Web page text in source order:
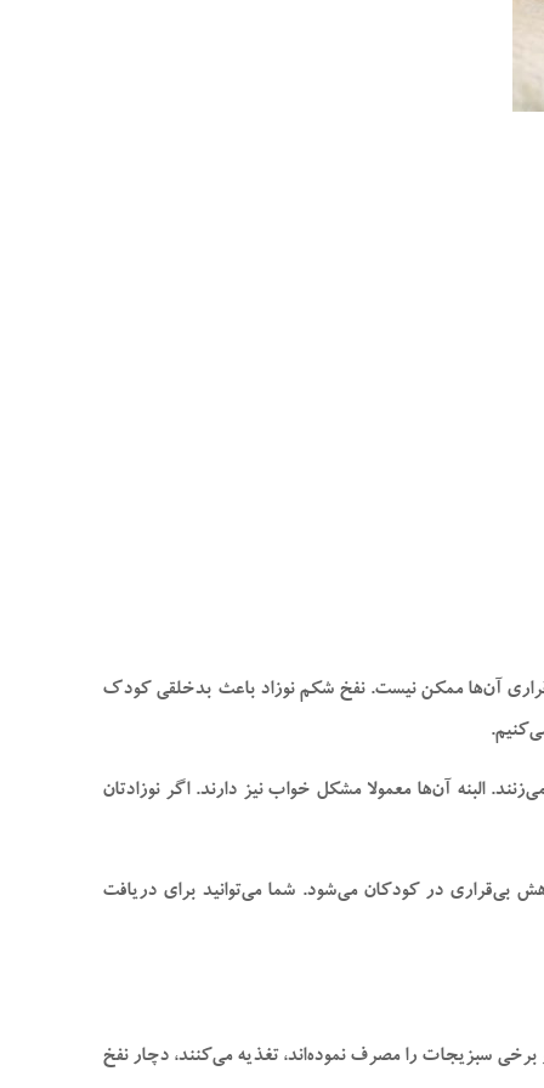
آن‌ها ممکن نیست. نفخ شکم نوزاد باعث بدخلقی کودک
البنه آن‌ها معمولا مشکل خواب نیز دارند. اگر نوزادتان
بی‌قراری در کودکان می‌شود. شما می‌توانید برای دریافت
برخی سبزیجات را مصرف نموده‌اند، تغذیه می‌کنند، دچار نفخ